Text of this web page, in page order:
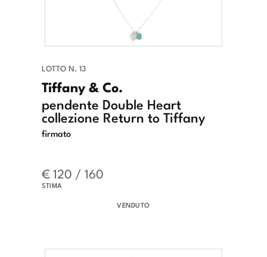
LOTTO N. 13
Tiffany & Co.
pendente Double Heart
collezione Return to Tiffany
firmato
€ 120 / 160
STIMA
VENDUTO